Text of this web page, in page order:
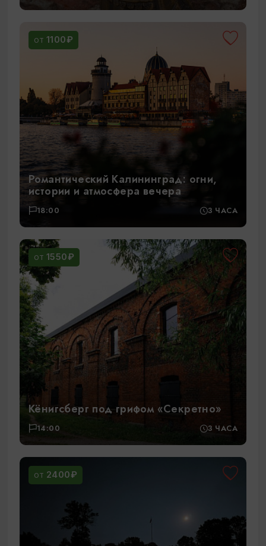
ОТ 1100₽
Романтический Калининград: огни,
истории и атмосфера вечера
18:00 3 ЧАСА
ОТ 1550₽
Кёнигсберг под грифом «Секретно»
14:00 3 ЧАСА
ОТ 2400₽